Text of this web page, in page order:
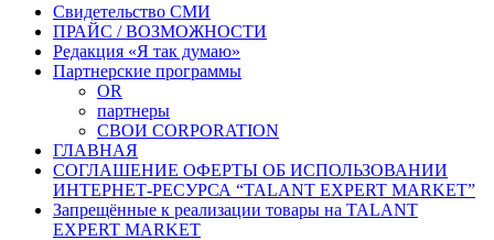
Свидетельство СМИ
ПРАЙС / ВОЗМОЖНОСТИ
Редакция «Я так думаю»
Партнерские программы
OR
партнеры
СВОИ CORPORATION
ГЛАВНАЯ
СОГЛАШЕНИЕ ОФЕРТЫ ОБ ИСПОЛЬЗОВАНИИ
ИНТЕРНЕТ-РЕСУРСА “TALANT EXPERT MARKET”
Запрещённые к реализации товары на TALANT
EXPERT MARKET